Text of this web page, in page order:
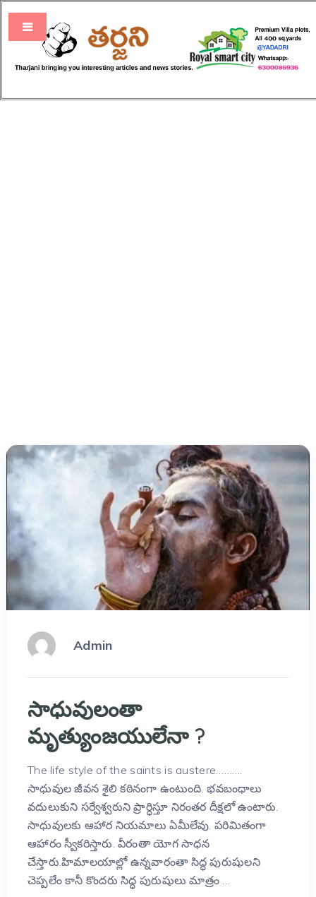
Admin
సాధువులంతా
మృత్యుంజయులేనా ?
The life style of the saints is austere……….
సాధువుల జీవన శైలి కఠినంగా ఉంటుంది. భవబంధాలు
వదులుకుని సర్వేశ్వరుని ప్రార్ధిస్తూ నిరంతర దీక్షలో ఉంటారు.
సాధువులకు ఆహార నియమాలు ఏమీలేవు. పరిమితంగా
ఆహారం స్వీకరిస్తారు. వీరంతా యోగ సాధన
చేస్తారు.హిమాలయాల్లో ఉన్నవారంతా సిద్ధ పురుషులని
చెప్పలేం కానీ కొందరు సిద్ధ పురుషులు మాత్రం …